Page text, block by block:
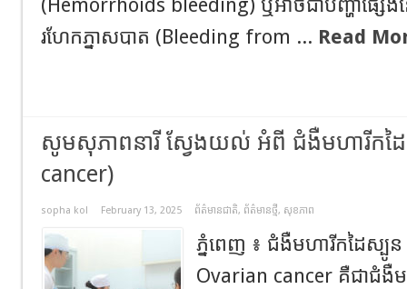
(Hemorrhoids bleeding) ឬអាចជាបញ្ហាផ្សេងន
រហែកភ្នាសបាត (Bleeding from ... Read
សូមសុភាពនារី ស្វែងយល់ អំពី ជំងឺមហារីកដ
cancer)
sopha kol February 13, 2025 ព័ត៌មានជាតិ, ព័ត៌មានថ្មី, សុខភាព
ភ្នំពេញ ៖ ជំងឺមហារីកដៃស្បូ
Ovarian cancer គឺជាជំងឺ